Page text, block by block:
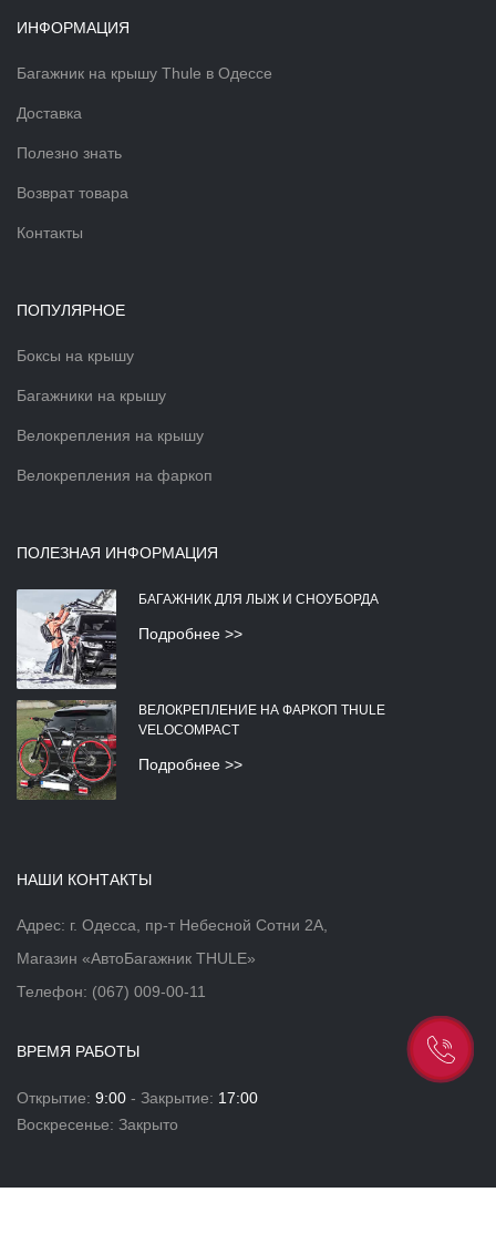
ИНФОРМАЦИЯ
Багажник на крышу Thule в Одессе
Доставка
Полезно знать
Возврат товара
Контакты
ПОПУЛЯРНОЕ
Боксы на крышу
Багажники на крышу
Велокрепления на крышу
Велокрепления на фаркоп
ПОЛЕЗНАЯ ИНФОРМАЦИЯ
БАГАЖНИК ДЛЯ ЛЫЖ И СНОУБОРДА
Подробнее >>
ВЕЛОКРЕПЛЕНИЕ НА ФАРКОП THULE
VELOCOMPACT
Подробнее >>
НАШИ КОНТАКТЫ
Адрес: г. Одесса, пр-т Небесной Сотни 2А,
Магазин «АвтоБагажник THULE»
Телефон: (067) 009-00-11
ВРЕМЯ РАБОТЫ
Открытие: 9:00 - Закрытие: 17:00
Воскресенье: Закрыто